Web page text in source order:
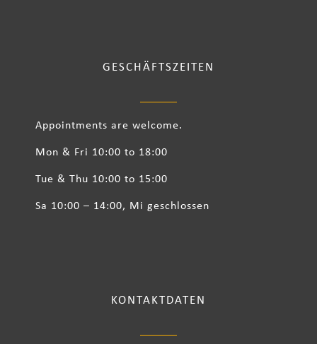
GESCHÄFTSZEITEN
Appointments are welcome.
Mon & Fri 10:00 to 18:00
Tue & Thu 10:00 to 15:00
Sa 10:00 – 14:00, Mi geschlossen
KONTAKTDATEN